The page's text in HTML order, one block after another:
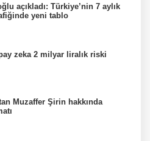
açıkladı: Türkiye’nin 7 aylık
yeni tablo
zeka 2 milyar liralık riski
Muzaffer Şirin hakkında